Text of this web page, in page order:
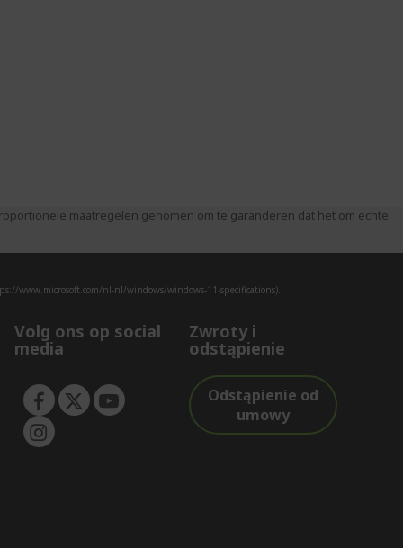
maatregelen genomen om te garanderen dat het om echte
www.microsoft.com/nl-nl/windows/windows-11-specifications).
Volg ons op social
media
Zwroty i
odstąpienie
Odstąpienie od
umowy